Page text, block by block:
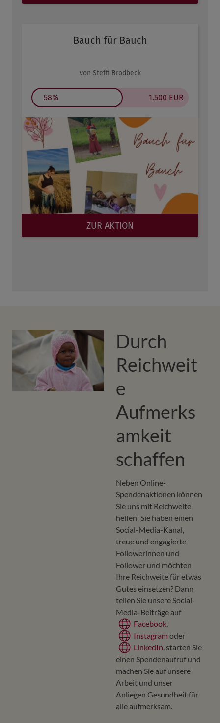
Durch
Reichweit
e
Aufmerks
amkeit
schaffen
Neben Online-
Spendenaktionen können
Sie uns mit Reichweite
helfen: Sie haben einen
Social-Media-Kanal,
treue und engagierte
Followerinnen und
Follower und möchten
Ihre Reichweite für etwas
Gutes einsetzen? Dann
teilen Sie unsere Social-
Media-Beiträge auf
Facebook
Instagram oder
LinkedIn , starten Sie
einen Spendenaufruf und
machen Sie auf unsere
Arbeit und unser
Anliegen Gesundheit für
alle aufmerksam.